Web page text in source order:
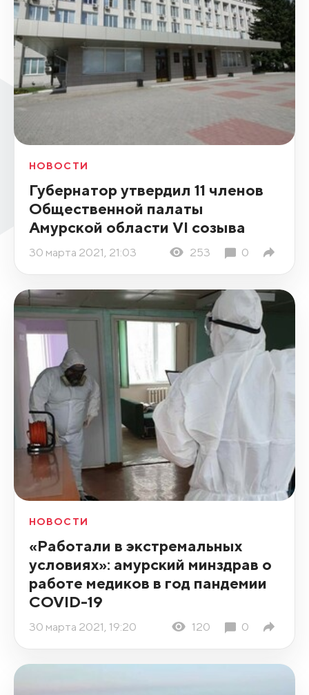
НОВОСТИ
Губернатор утвердил 11 членов
Общественной палаты
Амурской области VI созыва
30 марта 2021, 21:03 253 0
НОВОСТИ
«Работали в экстремальных
условиях»: амурский минздрав о
работе медиков в год пандемии
COVID-19
30 марта 2021, 19:20 120 0